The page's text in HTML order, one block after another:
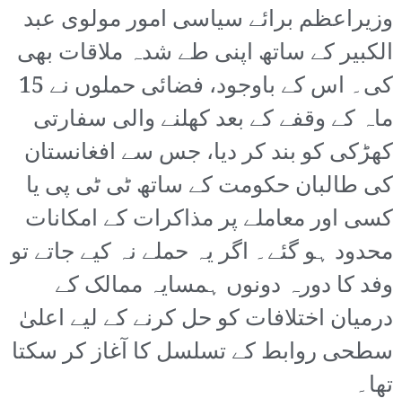
وزیراعظم برائے سیاسی امور مولوی عبد
الکبیر کے ساتھ اپنی طے شدہ ملاقات بھی
کی۔ اس کے باوجود، فضائی حملوں نے 15
ماہ کے وقفے کے بعد کھلنے والی سفارتی
کھڑکی کو بند کر دیا، جس سے افغانستان
کی طالبان حکومت کے ساتھ ٹی ٹی پی یا
کسی اور معاملے پر مذاکرات کے امکانات
محدود ہو گئے۔ اگر یہ حملے نہ کیے جاتے تو
وفد کا دورہ دونوں ہمسایہ ممالک کے
درمیان اختلافات کو حل کرنے کے لیے اعلیٰ
سطحی روابط کے تسلسل کا آغاز کر سکتا
تھا۔